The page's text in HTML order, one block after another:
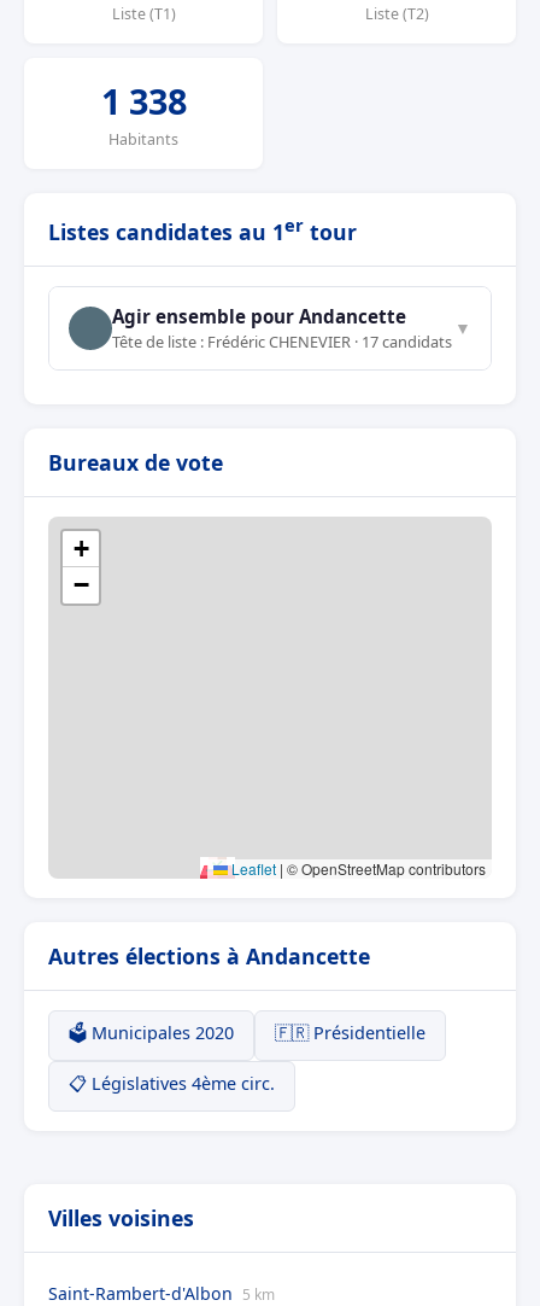
Liste (T1) Liste (T2)
1 338
Habitants
Listes candidates au 1er tour
Agir ensemble pour Andancette
Tête de liste : Frédéric CHENEVIER · 17 candidats
▼
Bureaux de vote
+
−
Leaflet | © OpenStreetMap contributors
Autres élections à Andancette
🗳️ Municipales 2020 🇫🇷 Présidentielle
📋 Législatives 4ème circ.
Villes voisines
Saint-Rambert-d'Albon 5 km